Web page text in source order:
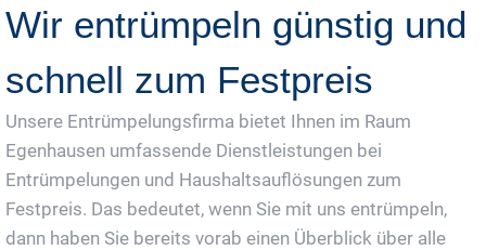
Wir entrümpeln günstig und
schnell zum Festpreis
Unsere Entrümpelungsfirma bietet Ihnen im Raum
Egenhausen umfassende Dienstleistungen bei
Entrümpelungen und Haushaltsauflösungen zum
Festpreis. Das bedeutet, wenn Sie mit uns entrümpeln,
dann haben Sie bereits vorab einen Überblick über alle